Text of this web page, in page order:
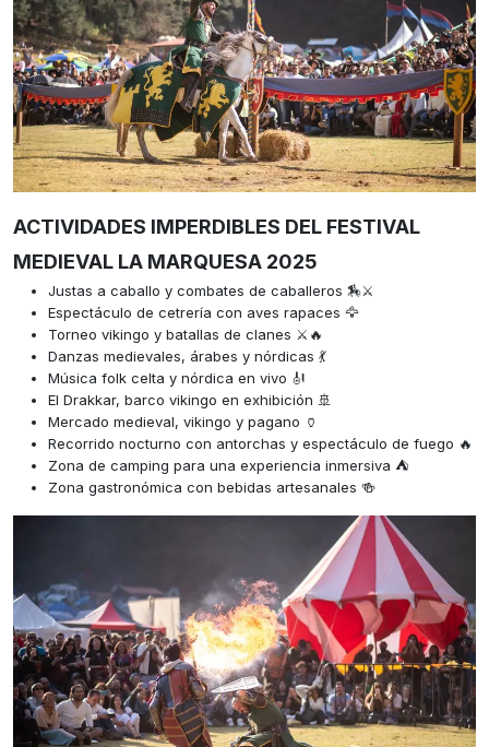
ACTIVIDADES IMPERDIBLES DEL FESTIVAL
MEDIEVAL LA MARQUESA 2025
Justas a caballo y combates de caballeros 🏇⚔️
Espectáculo de cetrería con aves rapaces 🦅
Torneo vikingo y batallas de clanes ⚔️🔥
Danzas medievales, árabes y nórdicas 💃
Música folk celta y nórdica en vivo 🎻
El Drakkar, barco vikingo en exhibición 🚢
Mercado medieval, vikingo y pagano 🏺
Recorrido nocturno con antorchas y espectáculo de fuego 🔥
Zona de camping para una experiencia inmersiva ⛺
Zona gastronómica con bebidas artesanales 🍻